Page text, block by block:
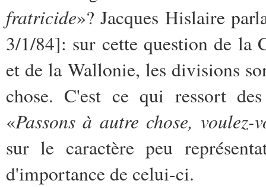
fratricide»? Jacques Hislaire
3/1/84]: sur cette question de la
et de la Wallonie, les divisions
chose. C'est ce qui ressort
«Passons à autre chose, voulez-
sur le caractère peu
d'importance de celui-ci.